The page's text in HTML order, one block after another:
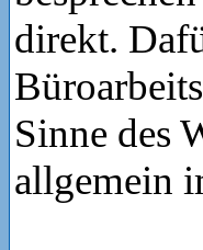
direkt.
Sinne des
allgemein